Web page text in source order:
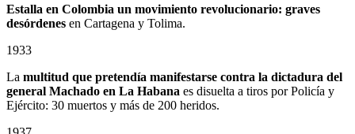
Estalla en Colombia un movimiento revolucionario: graves
desórdenes en Cartagena y Tolima.
1933
La multitud que pretendía manifestarse contra la dictadura del
general Machado en La Habana es disuelta a tiros por Policía y
Ejército: 30 muertos y más de 200 heridos.